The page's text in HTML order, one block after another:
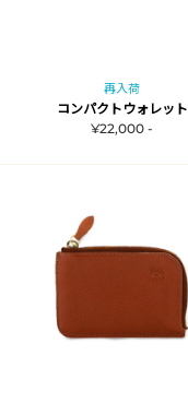
再入荷
コンパクトウォレット
¥22,000 -